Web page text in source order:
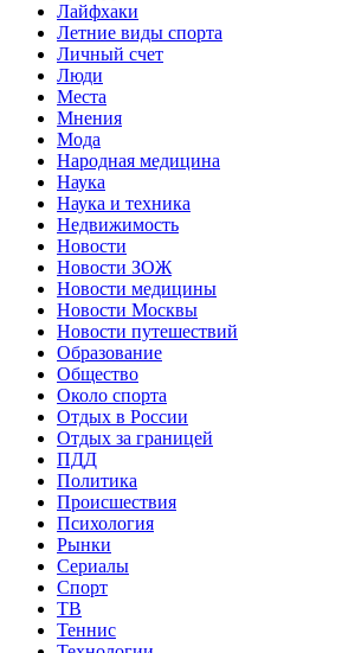
Лайфхаки
Летние виды спорта
Личный счет
Люди
Места
Мнения
Мода
Народная медицина
Наука
Наука и техника
Недвижимость
Новости
Новости ЗОЖ
Новости медицины
Новости Москвы
Новости путешествий
Образование
Общество
Около спорта
Отдых в России
Отдых за границей
ПДД
Политика
Происшествия
Психология
Рынки
Сериалы
Спорт
ТВ
Теннис